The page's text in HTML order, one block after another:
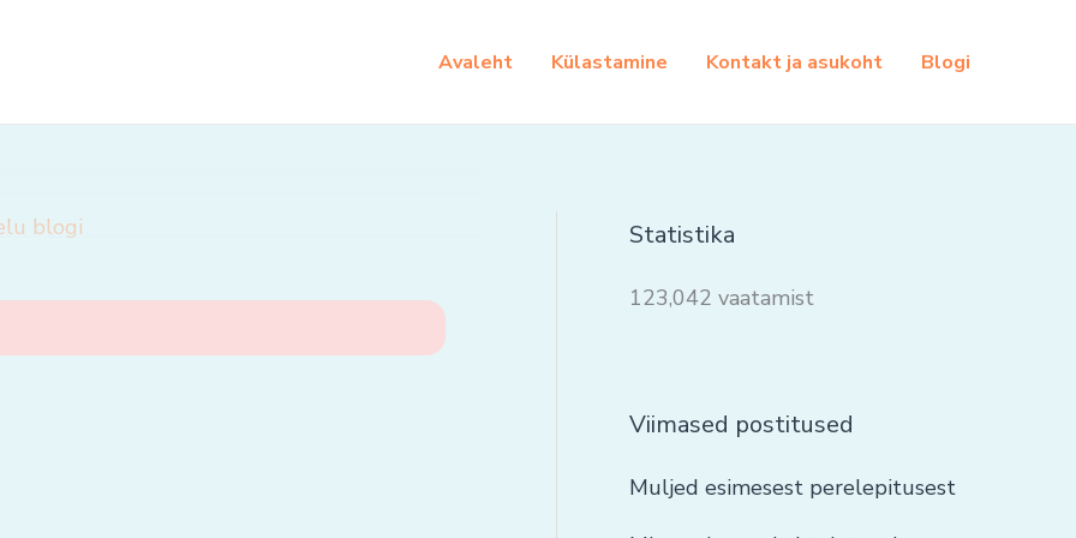
Avaleht Külastamine Kontakt ja asukoht Blogi
blogi Statistika
123,042 vaatamist
Viimased postitused
Muljed esimesest perelepitusest